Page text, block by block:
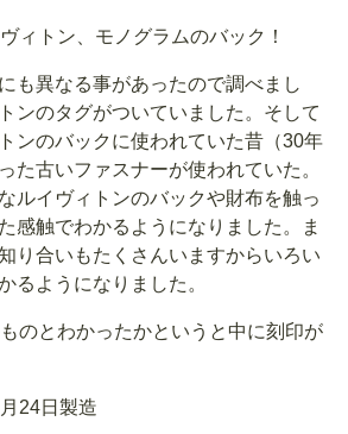
ィトン、モノグラムのバック！
も異なる事があったので調べまし
ンのタグがついていました。そして
ンのバックに使われていた昔（30年
た古いファスナーが使われていた。
ルイヴィトンのバックや財布を触っ
感触でわかるようになりました。ま
り合いもたくさんいますからいろい
るようになりました。
のとわかったかというと中に刻印が
24日製造